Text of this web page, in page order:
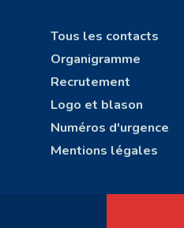
Tous les contacts
Organigramme
Recrutement
Logo et blason
Numéros d'urgence
Mentions légales